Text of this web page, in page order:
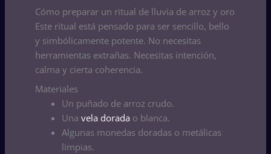
Cómo preparar un ritual de lluvia de arroz y oro
Este ritual está pensado para ser sencillo, bello
y simbólicamente potente. No necesitas
herramientas extrañas. Necesitas intención,
calma y cierta coherencia.
Materiales
Un puñado de arroz crudo.
Una vela dorada o blanca.
Algunas monedas doradas o metálicas
limpias.